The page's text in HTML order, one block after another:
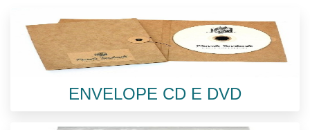
ENVELOPE CD E DVD